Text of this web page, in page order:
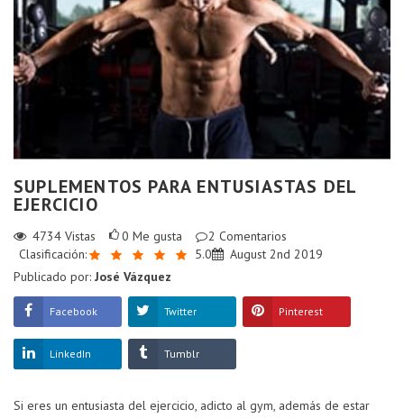
SUPLEMENTOS PARA ENTUSIASTAS DEL
EJERCICIO
4734 Vistas 0 Me gusta 2 Comentarios
Clasificación:
5.0
August 2nd 2019
Publicado por: José Vázquez
Facebook Twitter Pinterest
LinkedIn Tumblr
Si eres un entusiasta del ejercicio, adicto al gym, además de estar